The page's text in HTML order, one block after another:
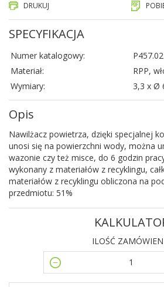
DRUKUJ
SPECYFIKACJA
Numer katalogowy:
Materiał:
RPP,
Wymiary:
3,3 x Ø
Opis
Nawilżacz powietrza, dzięki specjalnej
unosi się na powierzchni wody, można
wazonie czy też misce, do 6 godzin
wykonany z materiałów z recyklingu,
materiałów z recyklingu obliczona na
przedmiotu: 51%
ILOŚĆ